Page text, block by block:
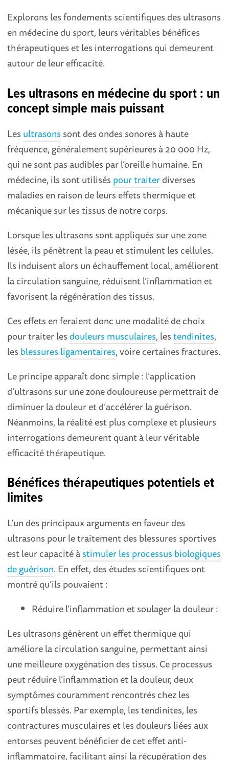
Explorons les fondements scientifiques des ultrasons
en médecine du sport, leurs véritables bénéfices
thérapeutiques et les interrogations qui demeurent
autour de leur efficacité.
Les ultrasons en médecine du sport : un
concept simple mais puissant
Les ultrasons sont des ondes sonores à haute
fréquence, généralement supérieures à 20 000 Hz,
qui ne sont pas audibles par l’oreille humaine. En
médecine, ils sont utilisés pour traiterdiverses
maladies en raison de leurs effets thermique et
mécanique sur les tissus de notre corps.
Lorsque les ultrasons sont appliqués sur une zone
lésée, ils pénètrent la peau et stimulent les cellules.
Ils induisent alors un échauffement local, améliorent
la circulation sanguine, réduisent l’inflammation et
favorisent la régénération des tissus.
Ces effets en feraient donc une modalité de choix
pour traiter les douleurs musculaires, lestendinites,
les blessures ligamentaires, voire certaines fractures.
Le principe apparaît donc simple : l’application
d’ultrasons sur une zone douloureuse permettrait de
diminuer la douleur et d’accélérer la guérison.
Néanmoins, la réalité est plus complexe et plusieurs
interrogations demeurent quant à leur véritable
efficacité thérapeutique.
Bénéfices thérapeutiques potentiels et
limites
L’un des principaux arguments en faveur des
ultrasons pour le traitement des blessures sportives
est leur capacité àstimuler les processus biologiques
de guérison. En effet, des études scientifiques ont
montré qu’ils pouvaient :
Réduire l’inflammation et soulager la douleur :
Les ultrasons génèrent un effet thermique qui
améliore la circulation sanguine, permettant ainsi
une meilleure oxygénation des tissus. Ce processus
peut réduire l’inflammation et la douleur, deux
symptômes couramment rencontrés chez les
sportifs blessés. Par exemple, les tendinites, les
contractures musculaires et les douleurs liées aux
entorses peuvent bénéficier de cet effet anti-
inflammatoire, facilitant ainsi la récupération des